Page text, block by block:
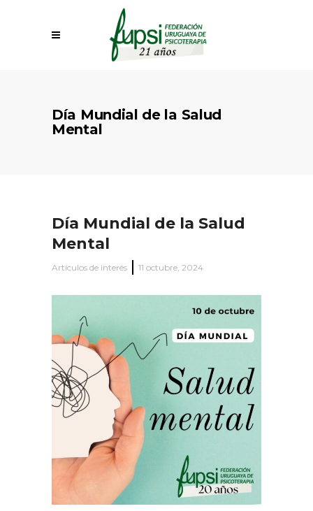
Día Mundial de la Salud
Mental
Día Mundial de la Salud
Mental
Artículos de interés 11 octubre, 2024